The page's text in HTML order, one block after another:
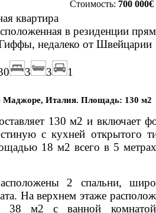
Стоимость: 700 000€
квартира
в резиденции
недалеко от Швейцарии
3 3
1
Маджоре, Италия. Площадь: 130 м2
130 м2 и включает
с кухней открытого
18 м2 всего в 5 метрах
2 спальни,
На верхнем этаже
38 м2 с ванной